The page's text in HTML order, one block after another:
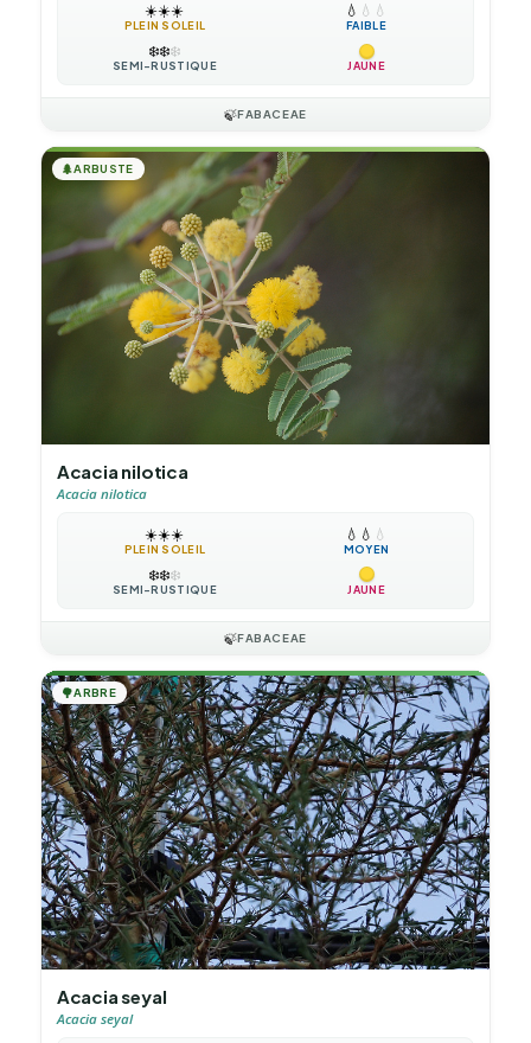
☀️☀️☀️
PLEIN SOLEIL
💧 💧 💧
FAIBLE
❄️❄️❄️
SEMI-RUSTIQUE JAUNE
🍃FABACEAE
🌲ARBUSTE
Acacia nilotica
Acacia nilotica
☀️☀️☀️
PLEIN SOLEIL
💧 💧 💧
MOYEN
❄️❄️❄️
SEMI-RUSTIQUE JAUNE
🍃FABACEAE
🌳ARBRE
Acacia seyal
Acacia seyal